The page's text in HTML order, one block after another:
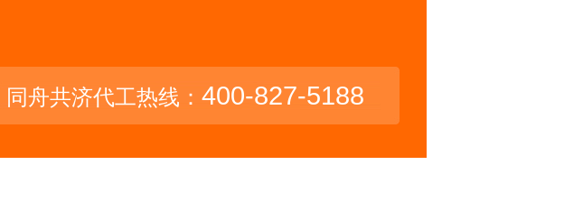
同舟共济代工热线： 400-827-5188